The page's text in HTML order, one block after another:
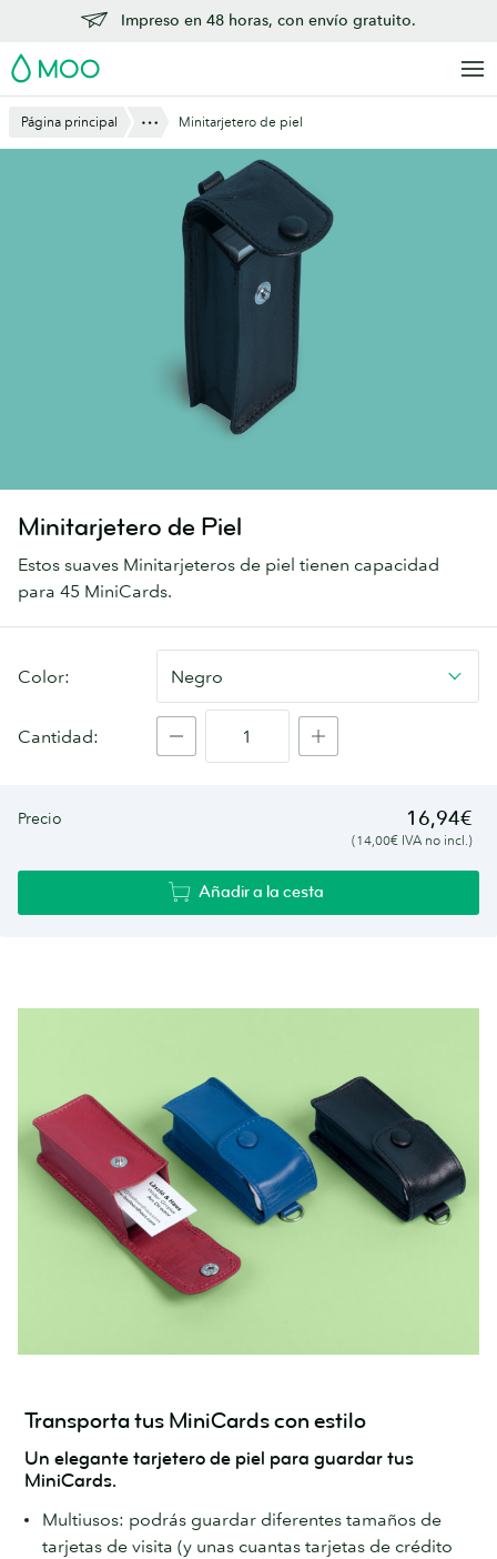
contenido
principal
Impreso en 48 horas, con envío gratuito.
MOO
Página principal Mostrar todo
Minitarjetero de piel
Minitarjetero de Piel
Estos suaves Minitarjeteros de piel tienen capacidad
para 45 MiniCards.
Color: Negro
Cantidad:
Precio 16,94€
(14,00€ IVA no incl.)
Añadir a la cesta
Transporta tus MiniCards con estilo
Un elegante tarjetero de piel para guardar tus
MiniCards.
Multiusos: podrás guardar diferentes tamaños de
tarjetas de visita (y unas cuantas tarjetas de crédito